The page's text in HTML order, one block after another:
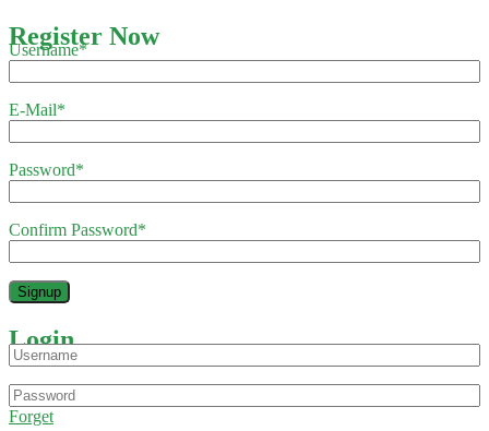
Register Now
Username*
E-Mail*
Password*
Confirm Password*
Login
Forget